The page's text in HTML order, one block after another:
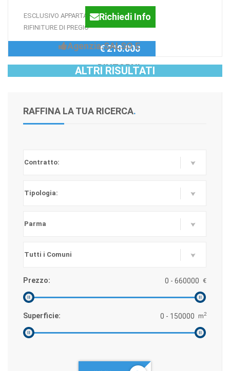
ESCLUSIVO APPARTAMENTO CON
RIFINITURE DI PREGIO
Richiedi Info
Agenzia:SALSO E
DINTORNI
€ 210.000
ALTRI RISULTATI
RAFFINA LA TUA RICERCA.
Prezzo: €
Superficie: m2